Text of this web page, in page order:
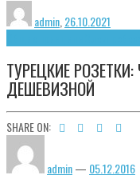
admin,26.10.2021
ТУРЕЦКИЕ
ДЕШЕВИЗНОЙ
SHARE ON:
admin— 05.12.2016